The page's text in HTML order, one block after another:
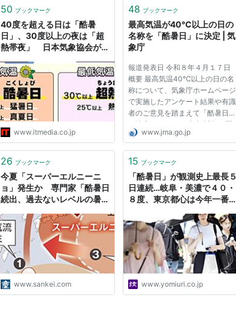
50 ブックマーク
40度を超える日は「酷暑
日」、30度以上の夜は「超
熱帯夜」 日本気象協会が独
www.itmedia.co.jp
48 ブックマーク
最高気温が40℃以上の日の
名称を「酷暑日」に決定 | 気
象庁
報道発表日 令和８年４月１７日
概要 最高気温40℃以上の日の名
称について、気象庁ホームページ
で実施したアンケート結果や有識
者のご意見を踏まえて「酷暑日」
と決定しました。 本文 近年、夏
に顕著な高温を記録する年が頻発
毎年のように観測される状況を受
つい...
www.jma.go.jp
26 ブックマーク
今夏「スーパーエルニーニ
ョ」発生か 専門家「酷暑日
続出、過去ないレベルの暑さ
www.sankei.com
15 ブックマーク
「酷暑日」が観測史上最長５
日連続…岐阜・美濃で４０・
８度、東京都心は今年一番の
www.yomiuri.co.jp